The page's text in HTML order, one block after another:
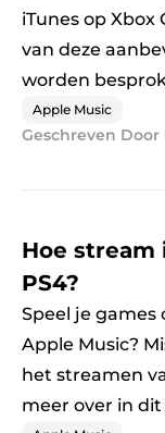
iTunes op
van deze
worden
Apple Music
Geschreven Door
Hoe stream
PS4?
Speel je games
Apple Music?
het streamen
meer over in